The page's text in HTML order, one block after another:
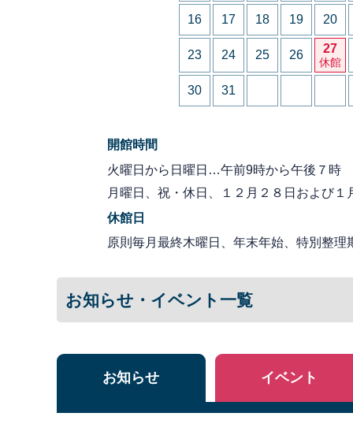
16 17 18 19 20
23 24 25 26 27
休館
30 31
開館時間
火曜日から日曜日…午前9時から午後７時
月曜日、祝・休日、１２月２８日および
休館日
原則毎月最終木曜日、年末年始、特別整理
お知らせ・イベント一覧
お知らせ イベント